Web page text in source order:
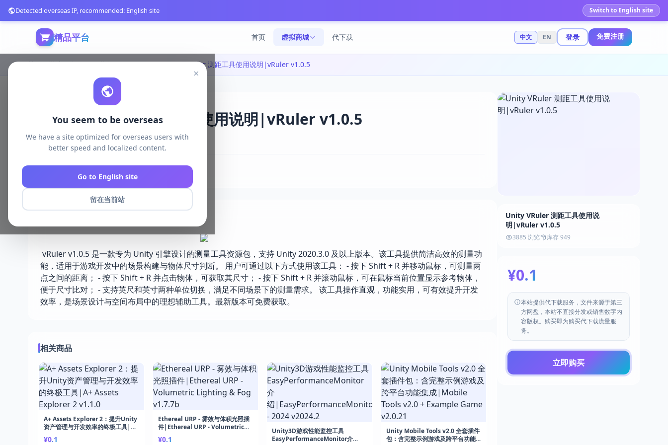
精品平台 首页 虚拟商城 代下载 中文 EN 登录 免费注册
Detected overseas IP, recommended: English site Switch to English site
×
You seem to be overseas
We have a site optimized for overseas users with
better speed and localized content.
Go to English site
留在当前站
首页 游戏开发 unity资源 Unity Tools Unity VRuler 测距工具使用说明|vRuler v1.0.5
Unity VRuler 测距工具使用说明|vRuler v1.0.5
3885 浏览 库存 949 2026-05-08
vRuler v1.0.5 是一款专为 Unity 引擎设计的测量工具资源包，支持 Unity 2020.3.0 及以上版本。该工具提供简洁高效的测量功
能，适用于游戏开发中的场景构建与物体尺寸判断。 用户可通过以下方式使用该工具： - 按下 Shift + R 并移动鼠标，可测量两
点之间的距离； - 按下 Shift + R 并点击物体，可获取其尺寸； - 按下 Shift + R 并滚动鼠标，可在鼠标当前位置显示参考物体，
便于尺寸比对； - 支持英尺和英寸两种单位切换，满足不同场景下的测量需求。 该工具操作直观，功能实用，可有效提升开发
效率，是场景设计与空间布局中的理想辅助工具。最新版本可免费获取。
相关商品
A+ Assets Explorer 2：提升Unity
资产管理与开发效率的终极工具|A+
¥0.1
Ethereal URP - 雾效与体积光照插
件|Ethereal URP - Volumetric
¥0.1
Unity3D游戏性能监控工具
EasyPerformanceMonitor介
Unity Mobile Tools v2.0 全套插件
包：含完整示例游戏及跨平台功能
Unity VRuler 测距工具使用说
明|vRuler v1.0.5
3885 浏览 库存 949
¥0.1
本站提供代下载服务，文件来源于第三
方网盘，本站不直接分发或销售数字内
容版权。购买即为购买代下载流量服
务。
立即购买